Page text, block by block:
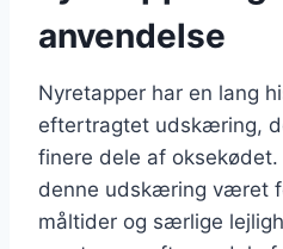
anvendelse
Nyretapper har en lang
eftertragtet udskæring,
finere dele af
denne udskæring været
måltider og særlige